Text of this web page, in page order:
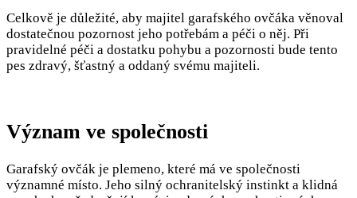
Celkově je důležité, aby majitel garafského ovčáka věnoval
dostatečnou pozornost jeho potřebám a péči o něj. Při
pravidelné péči a dostatku pohybu a pozornosti bude tento
pes zdravý, šťastný a oddaný svému majiteli.
Význam ve společnosti
Garafský ovčák je plemeno, které má ve společnosti
významné místo. Jeho silný ochranitelský instinkt a klidná